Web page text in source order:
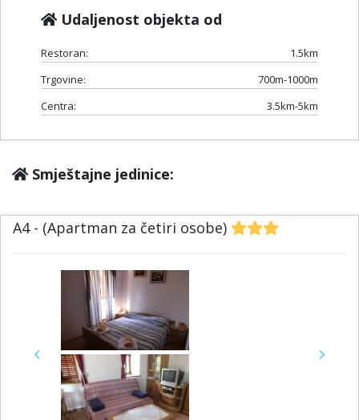
Udaljenost objekta od
Restoran:
1.5km
Trgovine:
700m-1000m
Centra:
3.5km-5km
Smještajne jedinice:
A4 - (Apartman za četiri osobe)
Previous Next